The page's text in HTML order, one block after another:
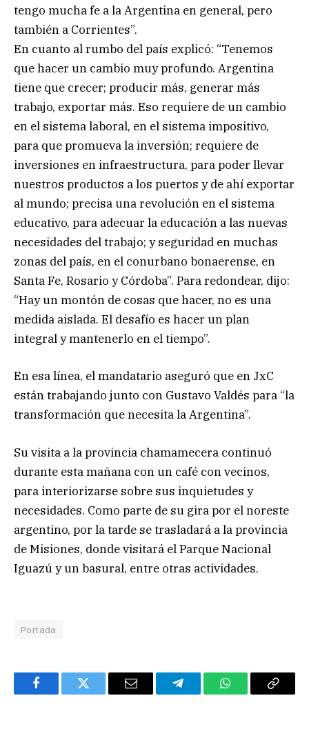
tengo mucha fe a la Argentina en general, pero
también a Corrientes”.
En cuanto al rumbo del país explicó: “Tenemos
que hacer un cambio muy profundo. Argentina
tiene que crecer; producir más, generar más
trabajo, exportar más. Eso requiere de un cambio
en el sistema laboral, en el sistema impositivo,
para que promueva la inversión; requiere de
inversiones en infraestructura, para poder llevar
nuestros productos a los puertos y de ahí exportar
al mundo; precisa una revolución en el sistema
educativo, para adecuar la educación a las nuevas
necesidades del trabajo; y seguridad en muchas
zonas del país, en el conurbano bonaerense, en
Santa Fe, Rosario y Córdoba”. Para redondear, dijo:
“Hay un montón de cosas que hacer, no es una
medida aislada. El desafío es hacer un plan
integral y mantenerlo en el tiempo”.
En esa línea, el mandatario aseguró que en JxC
están trabajando junto con Gustavo Valdés para “la
transformación que necesita la Argentina”.
Su visita a la provincia chamamecera continuó
durante esta mañana con un café con vecinos,
para interiorizarse sobre sus inquietudes y
necesidades. Como parte de su gira por el noreste
argentino, por la tarde se trasladará a la provincia
de Misiones, donde visitará el Parque Nacional
Iguazú y un basural, entre otras actividades.
Portada
FacebookTwitter Email TelegramWhatsAppCopy